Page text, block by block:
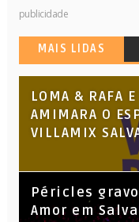
publicidade
MAIS LIDAS
LOMA & RAFA
AMIMARA O
VILLAMIX
Péricles
Amor em